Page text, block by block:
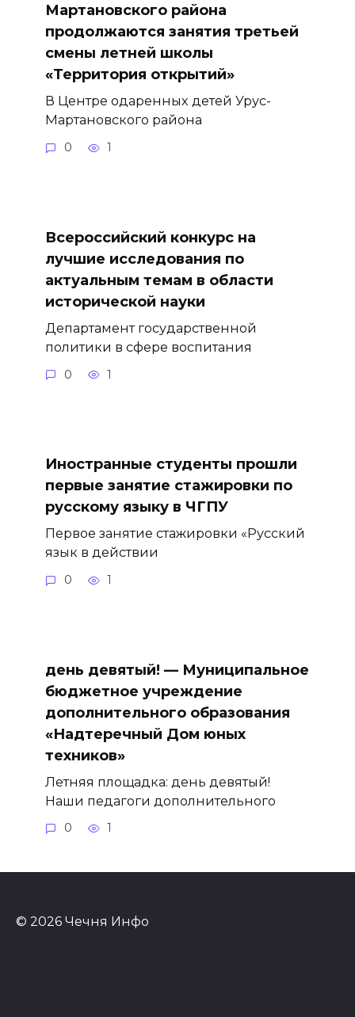
Мартановского района
продолжаются занятия третьей
смены летней школы
«Территория открытий»
В Центре одаренных детей Урус-
Мартановского района
0 1
Всероссийский конкурс на
лучшие исследования по
актуальным темам в области
исторической науки
Департамент государственной
политики в сфере воспитания
0 1
Иностранные студенты прошли
первые занятие стажировки по
русскому языку в ЧГПУ
Первое занятие стажировки «Русский
язык в действии
0 1
день девятый! — Муниципальное
бюджетное учреждение
дополнительного образования
«Надтеречный Дом юных
техников»
Летняя площадка: день девятый!
Наши педагоги дополнительного
0 1
© 2026 Чечня Инфо